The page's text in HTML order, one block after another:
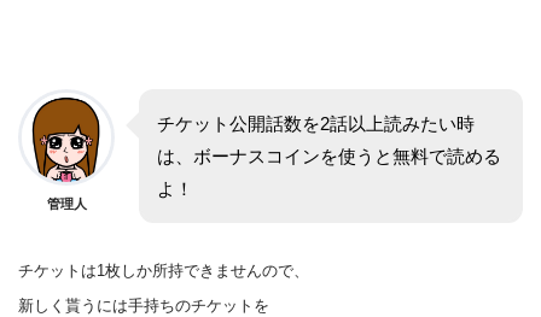
管理人
チケット公開話数を2話以上読みたい時
は、ボーナスコインを使うと無料で読める
よ！
チケットは1枚しか所持できませんので、
新しく貰うには手持ちのチケットを